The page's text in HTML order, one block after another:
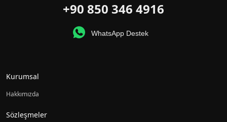
+90 850 346 4916
WhatsApp Destek
Kurumsal
Hakkımızda
Sözleşmeler